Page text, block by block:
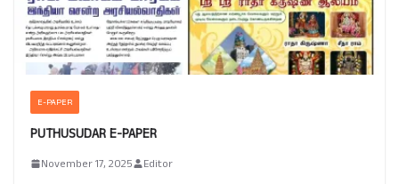
E-PAPER
PUTHUSUDAR E-PAPER
November 17, 2025 Editor